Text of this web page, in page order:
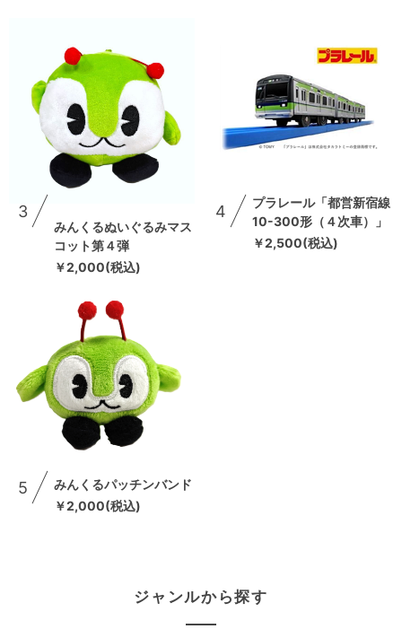
3
みんくるぬいぐるみマス
コット第４弾
￥2,000(税込)
4
プラレール「都営新宿線
10-300形（４次車）」
￥2,500(税込)
5
みんくるパッチンバンド
￥2,000(税込)
ジャンルから探す